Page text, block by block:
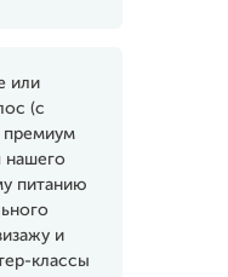
или
(с
премиум
нашего
питанию
и
классы